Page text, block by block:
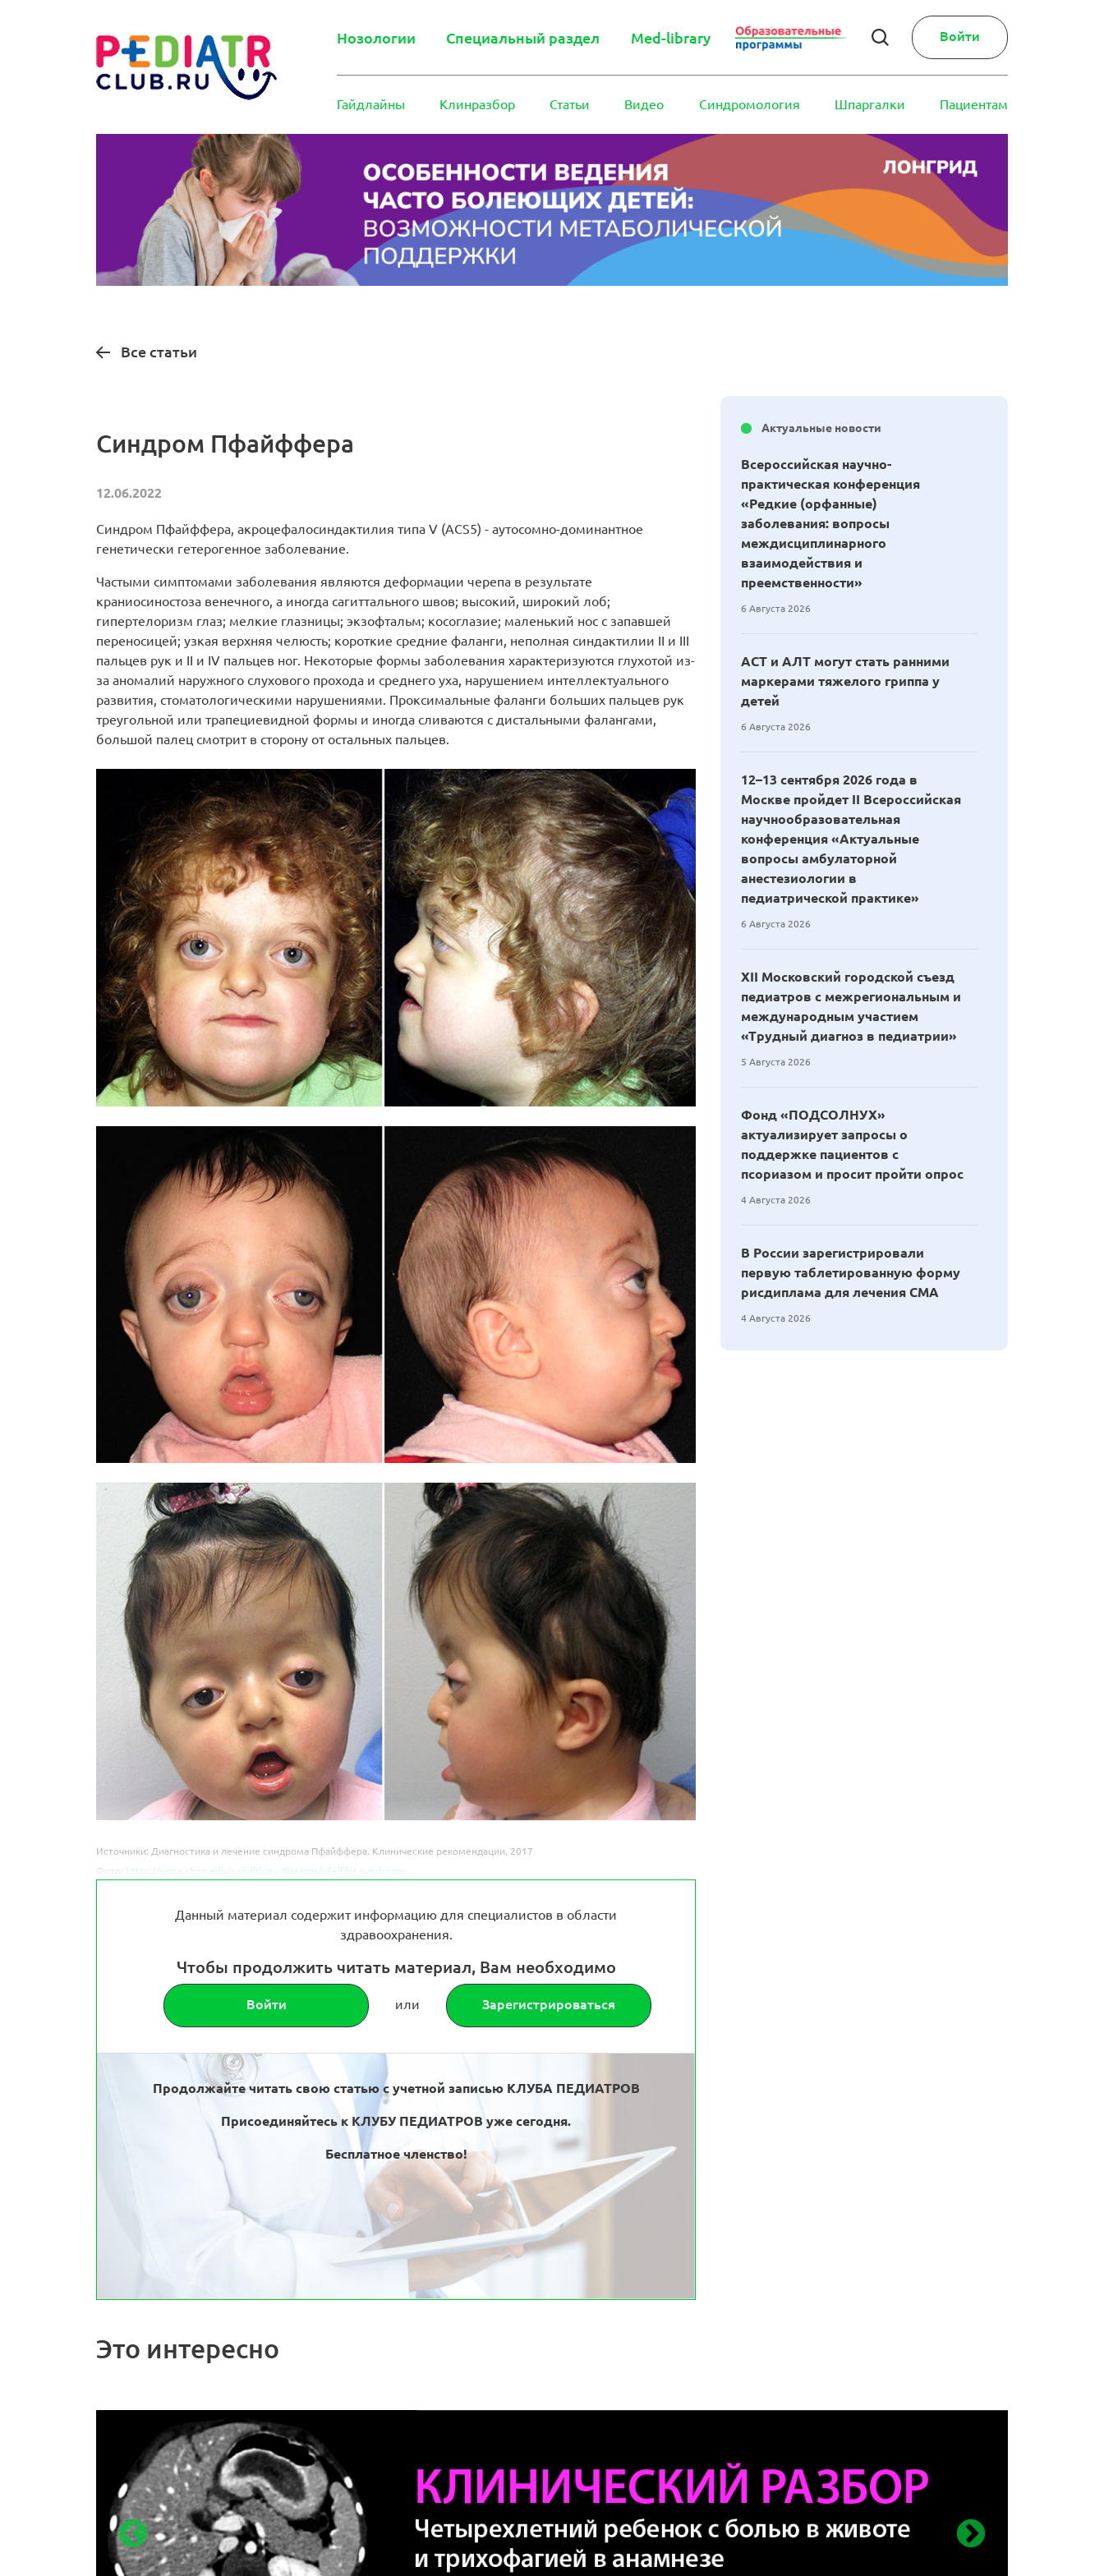
Нозологии Специальный раздел Med-library Войти
Гайдлайны Клинразбор Статьи Видео Синдромология Шпаргалки Пациентам
Все статьи
Синдром Пфайффера
12.06.2022
Синдром Пфайффера, акроцефалосиндактилия типа V (ACS5) - аутосомно-доминантное
генетически гетерогенное заболевание.
Частыми симптомами заболевания являются деформации черепа в результате
краниосиностоза венечного, а иногда сагиттального швов; высокий, широкий лоб;
гипертелоризм глаз; мелкие глазницы; экзофтальм; косоглазие; маленький нос с запавшей
переносицей; узкая верхняя челюсть; короткие средние фаланги, неполная синдактилии II и III
пальцев рук и II и IV пальцев ног. Некоторые формы заболевания характеризуются глухотой из-
за аномалий наружного слухового прохода и среднего уха, нарушением интеллектуального
развития, стоматологическими нарушениями. Проксимальные фаланги больших пальцев рук
треугольной или трапециевидной формы и иногда сливаются с дистальными фалангами,
большой палец смотрит в сторону от остальных пальцев.
Источники: Диагностика и лечение синдрома Пфайффера. Клинические рекомендации. 2017
Фото:
https://www.chop.edu/conditions-diseases/pfeiffer-syndrome...
Данный материал содержит информацию для специалистов в области
здравоохранения.
Чтобы продолжить читать материал, Вам необходимо
Войти или Зарегистрироваться
Продолжайте читать свою статью с учетной записью КЛУБА ПЕДИАТРОВ
Присоединяйтесь к КЛУБУ ПЕДИАТРОВ уже сегодня.
Бесплатное членство!
Актуальные новости
Всероссийская научно-
практическая конференция
«Редкие (орфанные)
заболевания: вопросы
междисциплинарного
взаимодействия и
преемственности»
6 Августа 2026
АСТ и АЛТ могут стать ранними
маркерами тяжелого гриппа у
детей
6 Августа 2026
12–13 сентября 2026 года в
Москве пройдет II Всероссийская
научнообразовательная
конференция «Актуальные
вопросы амбулаторной
анестезиологии в
педиатрической практике»
6 Августа 2026
XII Московский городской съезд
педиатров с межрегиональным и
международным участием
«Трудный диагноз в педиатрии»
5 Августа 2026
Фонд «ПОДСОЛНУХ»
актуализирует запросы о
поддержке пациентов с
псориазом и просит пройти опрос
4 Августа 2026
В России зарегистрировали
первую таблетированную форму
рисдиплама для лечения СМА
4 Августа 2026
Это интересно